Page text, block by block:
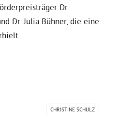
Dr.
Dr. Julia Bühner, die eine
CHRISTINE SCHULZ